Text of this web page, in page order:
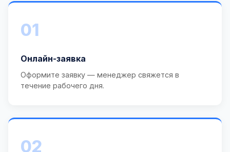
01
Онлайн-заявка
Оформите заявку — менеджер свяжется в
течение рабочего дня.
02